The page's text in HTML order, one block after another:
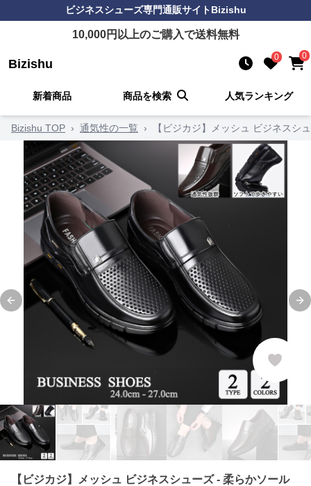
ビジネスシューズ専門通販サイトBizishu
10,000円以上のご購入で送料無料
Bizishu 0 0
新着商品 商品を検索 人気ランキング
Bizishu TOP › 通気性の一覧 › 【ビジカジ】メッシュ ビジネスシ
Previous slide
【ビジカジ】メッシュ ビジネスシューズ - 柔らかソール